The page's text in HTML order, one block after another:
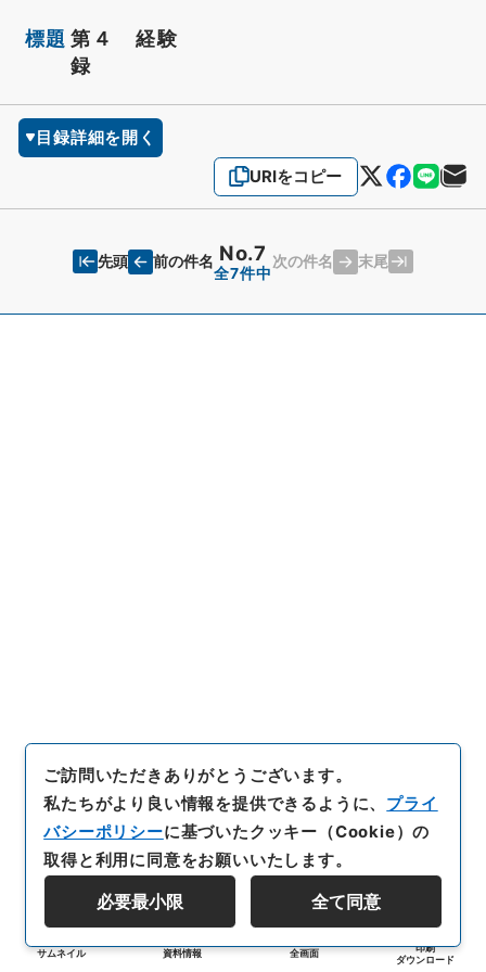
標題 第４ 経験
録
目録詳細を開く
URIをコピー
先頭 前の件名 No.7
全7件中
次の件名 末尾
サムネイル 資料情報 全画面
印刷
ダウンロード
ご訪問いただきありがとうございます。
私たちがより良い情報を提供できるように、 プライ
バシーポリシーに基づいたクッキー（Cookie）の
取得と利用に同意をお願いいたします。
必要最小限 全て同意